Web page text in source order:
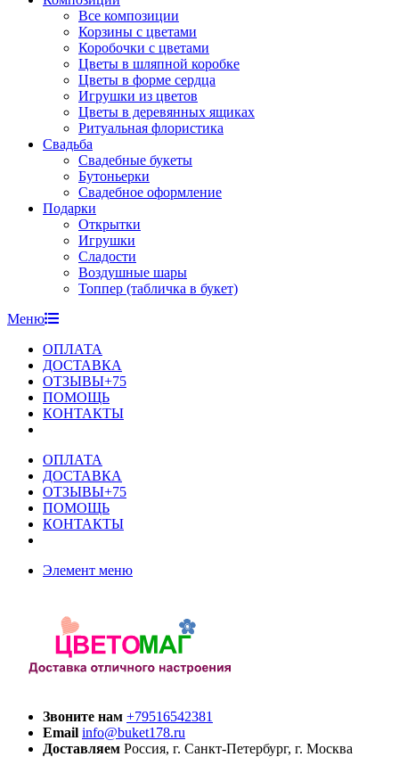
Все композиции
Корзины с цветами
Коробочки с цветами
Цветы в шляпной коробке
Цветы в форме сердца
Игрушки из цветов
Цветы в деревянных ящиках
Ритуальная флористика
Свадьба
Свадебные букеты
Бутоньерки
Свадебное оформление
Подарки
Открытки
Игрушки
Сладости
Воздушные шары
Топпер (табличка в букет)
Меню
ОПЛАТА
ДОСТАВКА
ОТЗЫВЫ+75
ПОМОЩЬ
КОНТАКТЫ
ОПЛАТА
ДОСТАВКА
ОТЗЫВЫ+75
ПОМОЩЬ
КОНТАКТЫ
Элемент меню
Звоните нам +79516542381
Email info@buket178.ru
Доставляем Россия, г. Санкт-Петербург, г. Москва